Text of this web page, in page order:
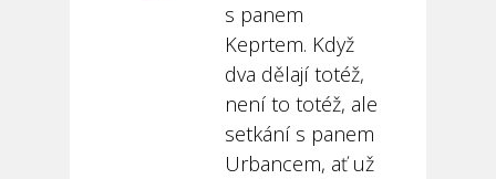
s panem
Keprtem. Když
dva dělají totéž,
není to totéž, ale
setkání s panem
Urbancem, ať už